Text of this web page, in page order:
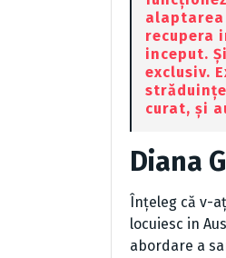
recupera
inceput.
exclusiv.
curat, și
Diana
Înțeleg că v-
locuiesc in
abordare a